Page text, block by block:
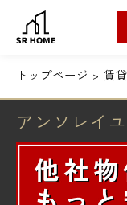
トップページ 賃
アンソレイ